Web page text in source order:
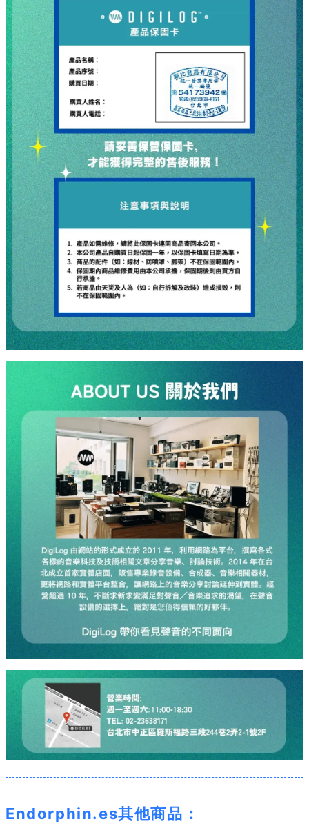
Endorphin.es其他商品：